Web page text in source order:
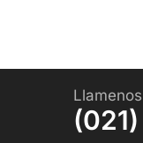
Llamenos